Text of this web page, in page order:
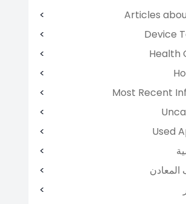
Articles
Device
Health
Most Recent
Used